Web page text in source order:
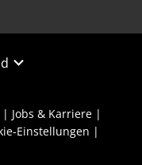
Jobs & Karriere
Einstellungen